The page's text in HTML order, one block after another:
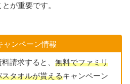
が重要です。
ャンペーン情報
請求すると、 無料でファミリ
タオルが貰えるキャンペーン